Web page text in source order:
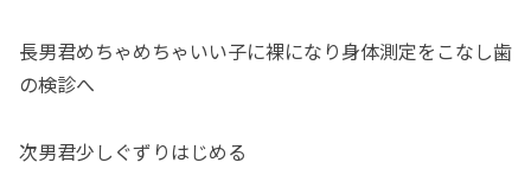
長男君めちゃめちゃいい子に裸になり身体測定をこなし歯
の検診へ
次男君少しぐずりはじめる